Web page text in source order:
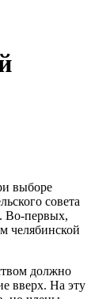
выборе
совета
Во-первых,
челябинской
должно
вверх. На эту